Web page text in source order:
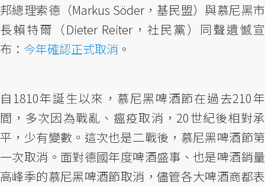
邦總理索德（Markus Söder，基民盟）與慕尼黑市
長賴特爾（Dieter Reiter，社民黨）同聲遺憾宣
布： 今年確認正式取消 。
自1810年誕生以來，慕尼黑啤酒節在過去210年
間，多次因為戰亂、瘟疫取消，20世紀後相對承
平，少有變數。這次也是二戰後，慕尼黑啤酒節第
一次取消。面對德國年度啤酒盛事、也是啤酒銷量
高峰季的慕尼黑啤酒節取消，儘管各大啤酒商都表